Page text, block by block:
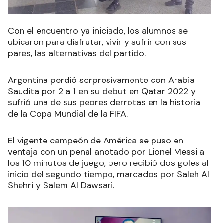
Con el encuentro ya iniciado, los alumnos se
ubicaron para disfrutar, vivir y sufrir con sus
pares, las alternativas del partido.
Argentina perdió sorpresivamente con Arabia
Saudita por 2 a 1 en su debut en Qatar 2022 y
sufrió una de sus peores derrotas en la historia
de la Copa Mundial de la FIFA.
El vigente campeón de América se puso en
ventaja con un penal anotado por Lionel Messi a
los 10 minutos de juego, pero recibió dos goles al
inicio del segundo tiempo, marcados por Saleh Al
Shehri y Salem Al Dawsari.